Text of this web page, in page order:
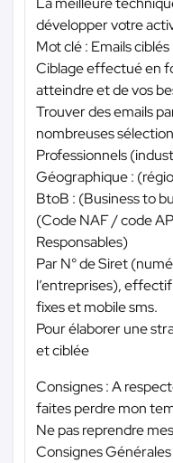
développer votre
Mot clé : Emails
Ciblage effectué en
atteindre et de vos
Trouver des emails
nombreuses
Professionnels
Géographique :
BtoB : (Business to
(Code NAF / code
Responsables)
Par N° de Siret
l’entreprises),
fixes et mobile sms.
Pour élaborer une
et ciblée
Consignes : A
faites perdre mon
Ne pas reprendre
Consignes